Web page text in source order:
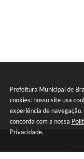
Prefeitura Municipal de
cookies: nosso site usa
experiência de
concorda com a nossa
Privacidade.